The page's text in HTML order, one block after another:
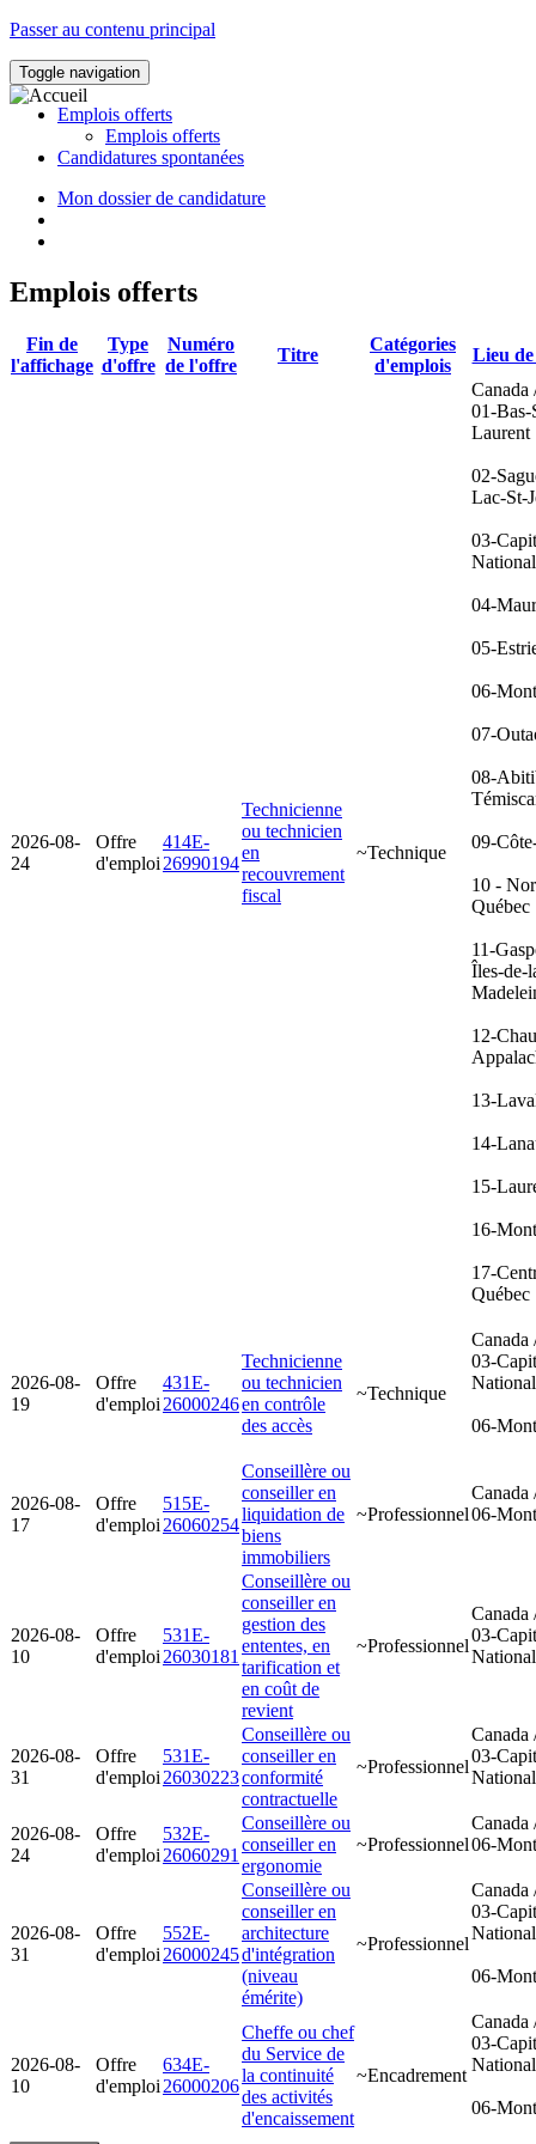
Passer au contenu principal
Toggle navigation
Emplois offerts
Emplois offerts
Candidatures spontanées
Mon dossier de candidature
Emplois offerts
Fin de
l'affichage
Type
d'offre
Numéro
de l'offre
Titre
Catégories
d'emplois
Lieu
2026-08-
24
Offre
d'emploi
414E-
26990194
Technicienne
ou technicien
en
recouvrement
fiscal
~Technique
Canada
01-Bas-
Laurent
02-
Lac-St-
03-
04-
05-
06-
07-
08-
09-
10 -
Québec
11-
Îles-de-
12-
13-
14-
15-
16-
17-
Québec
2026-08-
19
Offre
d'emploi
431E-
26000246
Technicienne
ou technicien
en contrôle
des accès
~Technique
Canada
03-
06-
2026-08-
17
Offre
d'emploi
515E-
26060254
Conseillère ou
conseiller en
liquidation de
biens
immobiliers
~Professionnel
Canada
06-
2026-08-
10
Offre
d'emploi
531E-
26030181
Conseillère ou
conseiller en
gestion des
ententes, en
tarification et
en coût de
revient
~Professionnel
Canada
03-
2026-08-
31
Offre
d'emploi
531E-
26030223
Conseillère ou
conseiller en
conformité
contractuelle
~Professionnel
Canada
03-
2026-08-
24
Offre
d'emploi
532E-
26060291
Conseillère ou
conseiller en
ergonomie
~Professionnel
Canada
06-
2026-08-
31
Offre
d'emploi
552E-
26000245
Conseillère ou
conseiller en
architecture
d'intégration
(niveau
émérite)
~Professionnel
Canada
03-
06-
2026-08-
10
Offre
d'emploi
634E-
26000206
Cheffe ou chef
du Service de
la continuité
des activités
d'encaissement
~Encadrement
Canada
03-
06-